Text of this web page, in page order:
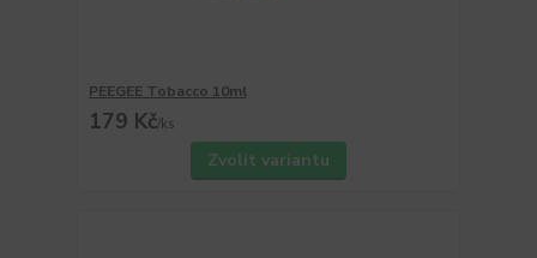
PEEGEE Tobacco 10ml
179 Kč/ks
Zvolit variantu